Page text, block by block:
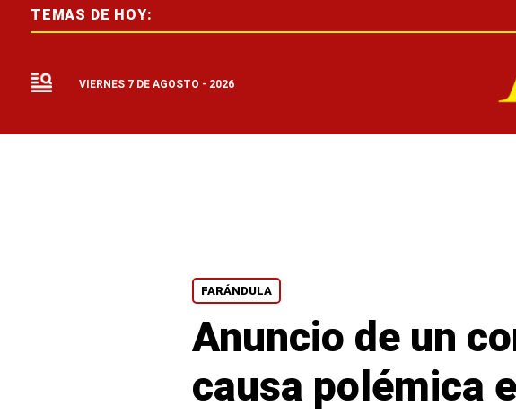
FARÁNDULA
Anuncio de un
causa polémica
TEMAS DE HOY:
VIERNES 7 DE AGOSTO - 2026